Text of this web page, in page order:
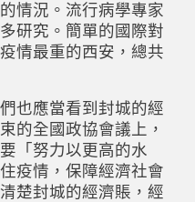
情況。流行病學專家
研究。簡單的國際對
情最重的西安，總共
也應當看到封城的經
的全國政協會議上，
「努力以更高的水
疫情，保障經濟社會
楚封城的經濟賬，經